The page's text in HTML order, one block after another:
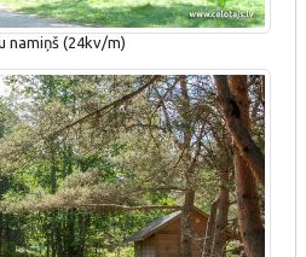
namiņš (24kv/m)